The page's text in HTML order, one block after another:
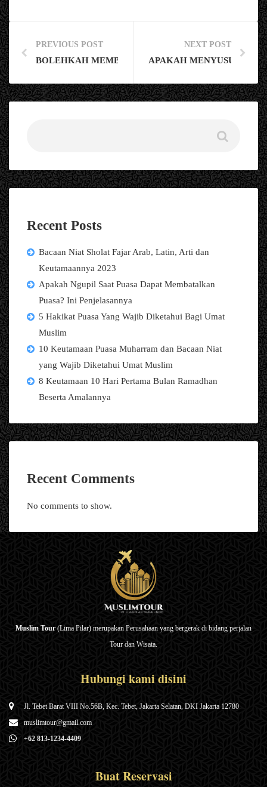
PREVIOUS POST
BOLEHKAH MEMBACA ALQURAN TANPA WUDHU?
NEXT POST
APAKAH MENYUSUI
Recent Posts
Bacaan Niat Sholat Fajar Arab, Latin, Arti dan
Keutamaannya 2023
Apakah Ngupil Saat Puasa Dapat Membatalkan
Puasa? Ini Penjelasannya
5 Hakikat Puasa Yang Wajib Diketahui Bagi Umat
Muslim
10 Keutamaan Puasa Muharram dan Bacaan Niat
yang Wajib Diketahui Umat Muslim
8 Keutamaan 10 Hari Pertama Bulan Ramadhan
Beserta Amalannya
Recent Comments
No comments to show.
Muslim Tour(Lima Pilar) merupakan Perusahaan yang bergerak di bidang perjalan
Tour dan Wisata.
Hubungi kami disini
Jl. Tebet Barat VIII No.56B, Kec. Tebet, Jakarta Selatan, DKI Jakarta 12780
muslimtour@gmail.com
+62 813-1234-4409
Buat Reservasi